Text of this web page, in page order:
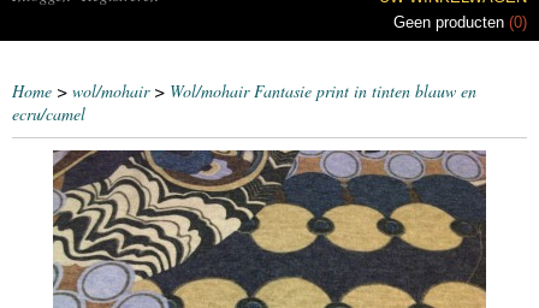
Geen producten (0)
Home > wol/mohair> Wol/mohair Fantasie print in tinten blauw en
ecru/camel